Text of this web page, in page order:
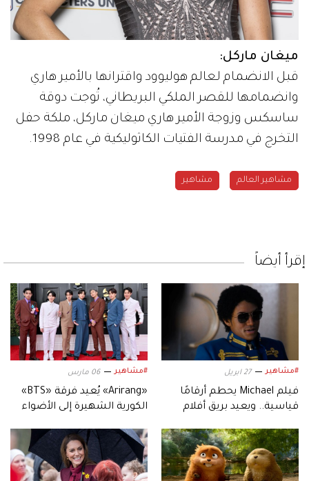
ميغان ماركل:
قبل الانضمام لعالم هوليوود واقترانها بالأمير هاري
وانضمامها للقصر الملكي البريطاني، تُوجت دوقة
ساسكس وزوجة الأمير هاري ميغان ماركل، ملكة حفل
التخرج في مدرسة الفتيات الكاثوليكية في عام 1998.
مشاهير العالم مشاهير
إقرأ أيضاً
#مشاهير 27 ابريل
فيلم Michael يحطم أرقامًا
قياسية.. ويعيد بريق أفلام
#مشاهير 06 مارس
«Arirang» يُعيد فرقة «BTS»
الكورية الشهيرة إلى الأضواء